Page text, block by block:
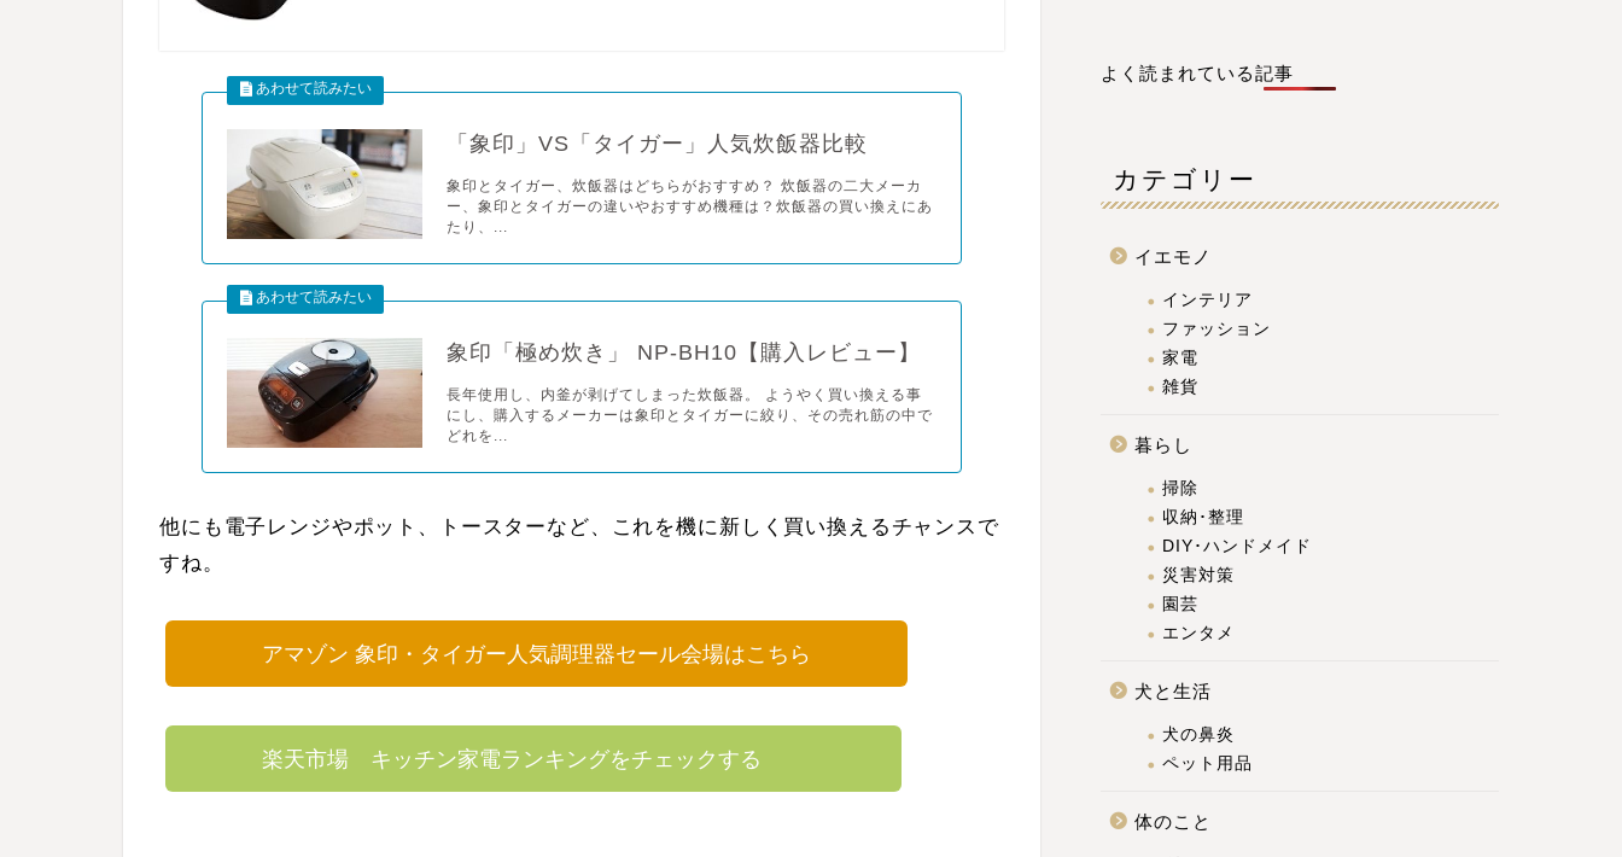
「象印」VS「タイガー」人気炊飯器比較
象印とタイガー、炊飯器はどちらがおすすめ？ 炊飯器の二大メーカ
ー、象印とタイガーの違いやおすすめ機種は？炊飯器の買い換えにあ
たり、...
象印「極め炊き」 NP-BH10【購入レビュー】
長年使用し、内釜が剥げてしまった炊飯器。 ようやく買い換える事
にし、購入するメーカーは象印とタイガーに絞り、その売れ筋の中で
どれを...
他にも電子レンジやポット、トースターなど、これを機に新しく買い換えるチャンスで
すね。
アマゾン 象印・タイガー人気調理器セール会場はこちら
楽天市場 キッチン家電ランキングをチェックする
よく読まれている記事
カテゴリー
イエモノ
インテリア
ファッション
家電
雑貨
暮らし
掃除
収納･整理
DIY･ハンドメイド
災害対策
園芸
エンタメ
犬と生活
犬の鼻炎
ペット用品
体のこと